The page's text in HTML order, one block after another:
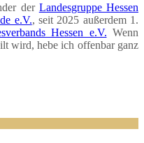
der Lan­des­grup­pe Hes­sen
e.V., seit 2025 außer­dem 1.
Hes­sen e.V. Wenn
wird, hebe ich offen­bar ganz